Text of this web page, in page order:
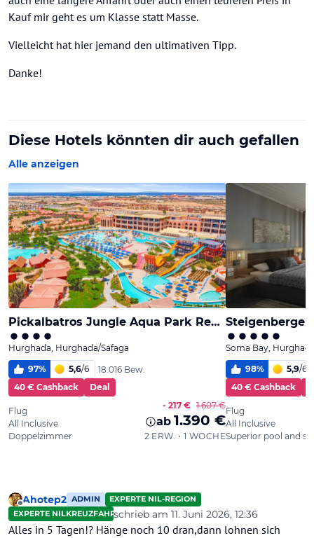
Kauf mir geht es um Klasse statt Masse.
Vielleicht hat hier jemand den ultimativen Tipp.
Danke!
Offline
Ahotep2 ADMIN
EXPERTE NIL-REGION
EXPERTE NILKREUZFAHRTENschrieb am 11. Juni 2026, 12:36
zuletzt editiert von
Alles in 5 Tagen!? Hänge noch 10 dran,dann lohnen sich